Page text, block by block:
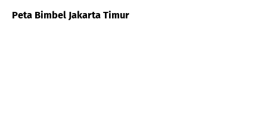
Peta Bimbel Jakarta Timur